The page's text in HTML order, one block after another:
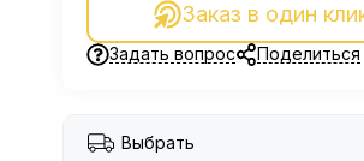
Заказ в один
Задать вопрос Поделиться
Выбрать